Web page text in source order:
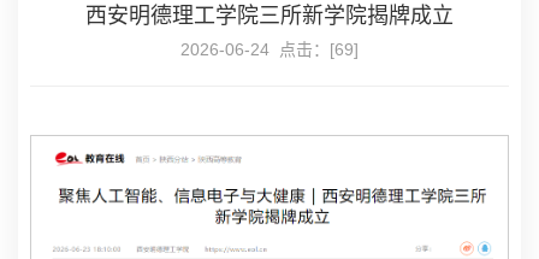
西安明德理工学院三所新学院揭牌成立
2026-06-24 点击：[69]